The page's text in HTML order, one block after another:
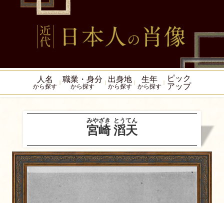
人名
から探す
職業・身分
から探す
出身地
から探す
生年
から探す
ピック
アップ
宮崎
みやざき
滔天
とうてん